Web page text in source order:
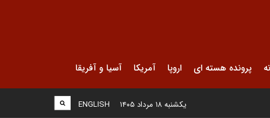
پرونده هسته ای اروپا آمریکا آسیا و آفریقا
ENGLISH یکشنبه ۱۸ مرداد ۱۴۰۵